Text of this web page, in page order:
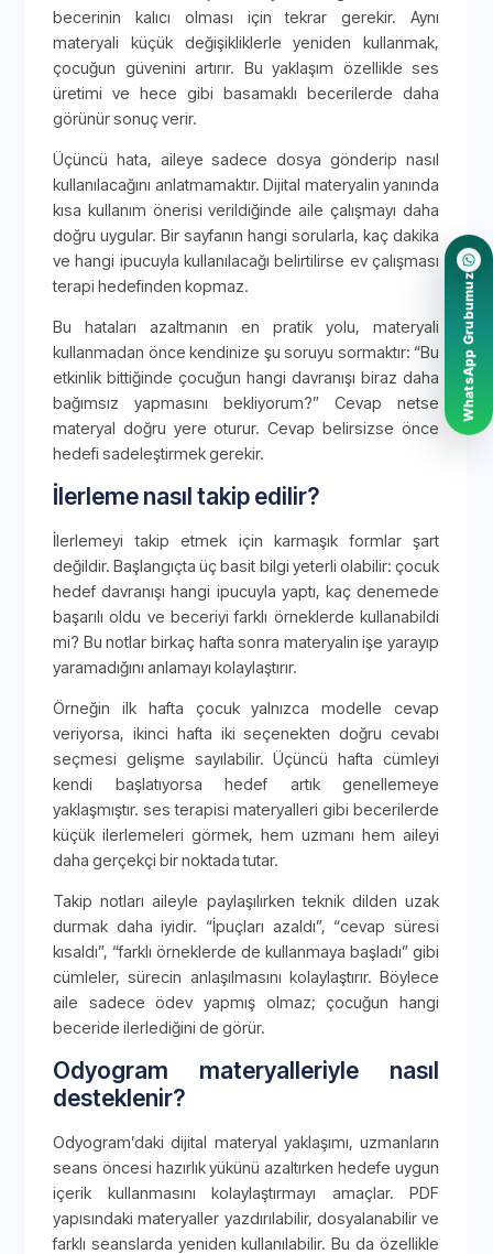
becerinin kalıcı olması için tekrar gerekir. Aynı
materyali küçük değişikliklerle yeniden kullanmak,
çocuğun güvenini artırır. Bu yaklaşım özellikle ses
üretimi ve hece gibi basamaklı becerilerde daha
görünür sonuç verir.
Üçüncü hata, aileye sadece dosya gönderip nasıl
kullanılacağını anlatmamaktır. Dijital materyalin yanında
kısa kullanım önerisi verildiğinde aile çalışmayı daha
doğru uygular. Bir sayfanın hangi sorularla, kaç dakika
ve hangi ipucuyla kullanılacağı belirtilirse ev çalışması
terapi hedefinden kopmaz.
Bu hataları azaltmanın en pratik yolu, materyali
kullanmadan önce kendinize şu soruyu sormaktır: “Bu
etkinlik bittiğinde çocuğun hangi davranışı biraz daha
bağımsız yapmasını bekliyorum?” Cevap netse
materyal doğru yere oturur. Cevap belirsizse önce
hedefi sadeleştirmek gerekir.
İlerleme nasıl takip edilir?
İlerlemeyi takip etmek için karmaşık formlar şart
değildir. Başlangıçta üç basit bilgi yeterli olabilir: çocuk
hedef davranışı hangi ipucuyla yaptı, kaç denemede
başarılı oldu ve beceriyi farklı örneklerde kullanabildi
mi? Bu notlar birkaç hafta sonra materyalin işe yarayıp
yaramadığını anlamayı kolaylaştırır.
Örneğin ilk hafta çocuk yalnızca modelle cevap
veriyorsa, ikinci hafta iki seçenekten doğru cevabı
seçmesi gelişme sayılabilir. Üçüncü hafta cümleyi
kendi başlatıyorsa hedef artık genellemeye
yaklaşmıştır. ses terapisi materyalleri gibi becerilerde
küçük ilerlemeleri görmek, hem uzmanı hem aileyi
daha gerçekçi bir noktada tutar.
Takip notları aileyle paylaşılırken teknik dilden uzak
durmak daha iyidir. “İpuçları azaldı”, “cevap süresi
kısaldı”, “farklı örneklerde de kullanmaya başladı” gibi
cümleler, sürecin anlaşılmasını kolaylaştırır. Böylece
aile sadece ödev yapmış olmaz; çocuğun hangi
beceride ilerlediğini de görür.
Odyogram materyalleriyle nasıl
desteklenir?
Odyogram’daki dijital materyal yaklaşımı, uzmanların
seans öncesi hazırlık yükünü azaltırken hedefe uygun
içerik kullanmasını kolaylaştırmayı amaçlar. PDF
yapısındaki materyaller yazdırılabilir, dosyalanabilir ve
farklı seanslarda yeniden kullanılabilir. Bu da özellikle
WhatsApp Grubumuz